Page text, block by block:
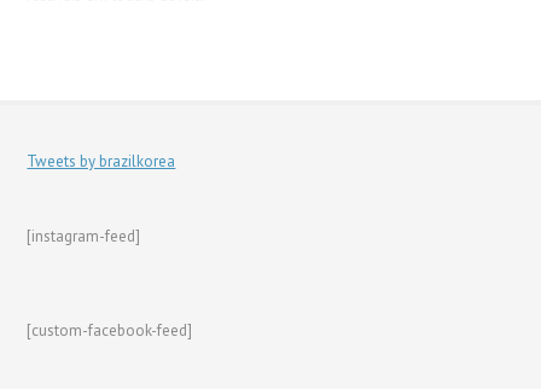
Tweets by brazilkorea
[instagram-feed]
[custom-facebook-feed]